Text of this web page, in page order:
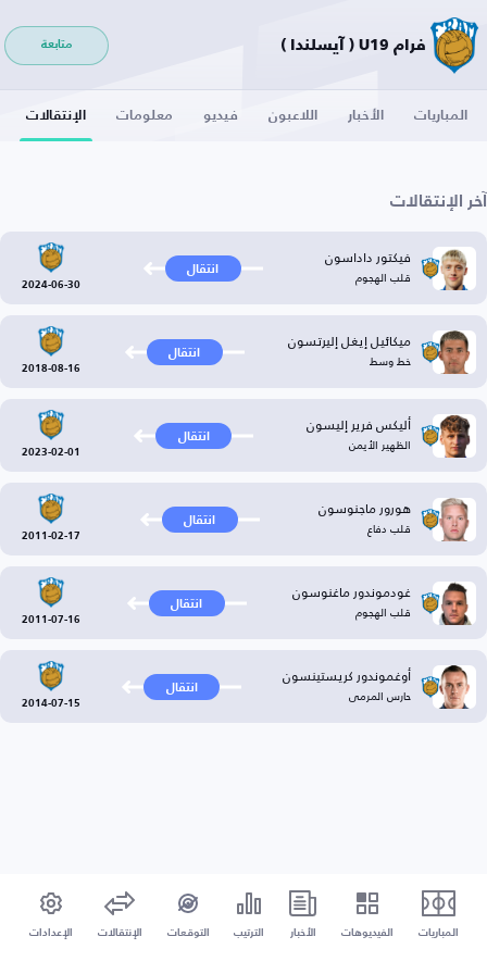
فرام U19 ( آيسلندا ) متابعة
المباريات الأخبار اللاعبون فيديو معلومات الإنتقالات
آخر الإنتقالات
فيكتور داداسون
قلب الهجوم انتقال
2024-06-30
ميكائيل إيغل إليرتسون
خط وسط انتقال
2018-08-16
أليكس فرير إليسون
الظهير الأيمن انتقال
2023-02-01
هورور ماجنوسون
قلب دفاع انتقال
2011-02-17
غودموندور ماغنوسون
قلب الهجوم انتقال
2011-07-16
أوغموندور كريستينسون
حارس المرمى انتقال
2014-07-15
المباريات الفيديوهات الأخبار الترتيب التوقعات الإنتقالات الإعدادات